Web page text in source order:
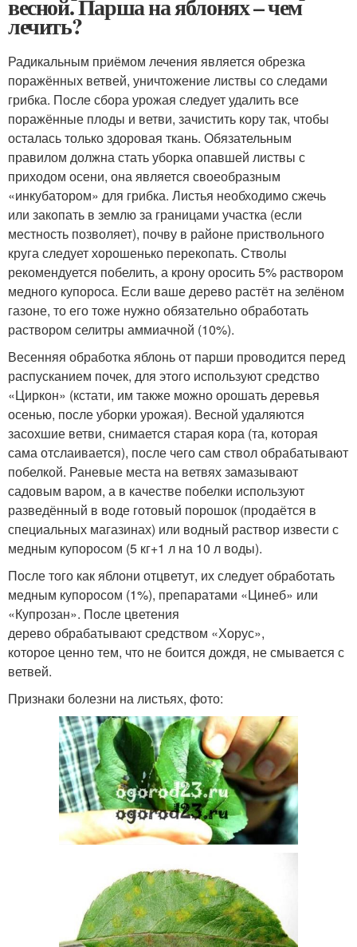
лечить?
Радикальным приёмом лечения является обрезка
поражённых ветвей, уничтожение листвы со следами
грибка. После сбора урожая следует удалить все
поражённые плоды и ветви, зачистить кору так, чтобы
осталась только здоровая ткань. Обязательным
правилом должна стать уборка опавшей листвы с
приходом осени, она является своеобразным
«инкубатором» для грибка. Листья необходимо сжечь
или закопать в землю за границами участка (если
местность позволяет), почву в районе приствольного
круга следует хорошенько перекопать. Стволы
рекомендуется побелить, а крону оросить 5% раствором
медного купороса. Если ваше дерево растёт на зелёном
газоне, то его тоже нужно обязательно обработать
раствором селитры аммиачной (10%).
Весенняя обработка яблонь от парши проводится перед
распусканием почек, для этого используют средство
«Циркон» (кстати, им также можно орошать деревья
осенью, после уборки урожая). Весной удаляются
засохшие ветви, снимается старая кора (та, которая
сама отслаивается), после чего сам ствол обрабатывают
побелкой. Раневые места на ветвях замазывают
садовым варом, а в качестве побелки используют
разведённый в воде готовый порошок (продаётся в
специальных магазинах) или водный раствор извести с
медным купоросом (5 кг+1 л на 10 л воды).
После того как яблони отцветут, их следует обработать
медным купоросом (1%), препаратами «Цинеб» или
«Купрозан». После цветения
дерево обрабатывают средством «Хорус»,
которое ценно тем, что не боится дождя, не смывается с
ветвей.
Признаки болезни на листьях, фото: